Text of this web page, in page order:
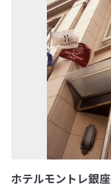
ホテルモントレ銀座